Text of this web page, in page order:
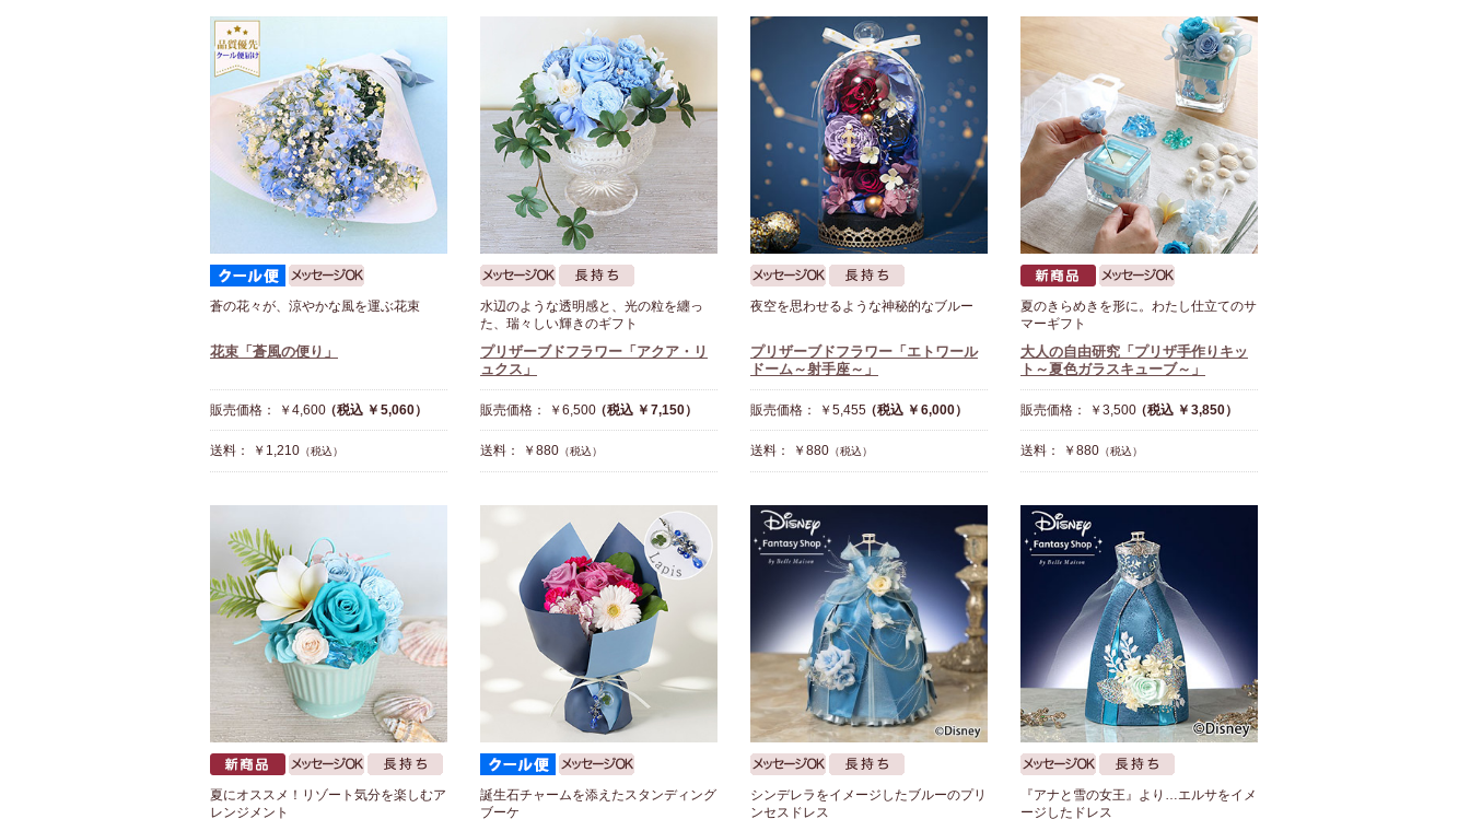
蒼の花々が、涼やかな風を運ぶ花束
花束「蒼風の便り」
販売価格： ￥4,600（税込 ￥5,060）
送料： ￥1,210 （税込）
水辺のような透明感と、光の粒を纏っ
た、瑞々しい輝きのギフト
プリザーブドフラワー「アクア・リ
ュクス」
販売価格： ￥6,500（税込 ￥7,150）
送料： ￥880 （税込）
夜空を思わせるような神秘的なブルー
プリザーブドフラワー「エトワール
ドーム～射手座～」
販売価格： ￥5,455（税込 ￥6,000）
送料： ￥880 （税込）
夏のきらめきを形に。わたし仕立てのサ
マーギフト
大人の自由研究「プリザ手作りキッ
ト～夏色ガラスキューブ～」
販売価格： ￥3,500（税込 ￥3,850）
送料： ￥880 （税込）
夏にオススメ！リゾート気分を楽しむア
レンジメント
誕生石チャームを添えたスタンディング
ブーケ
シンデレラをイメージしたブルーのプリ
ンセスドレス
『アナと雪の女王』より…エルサをイメ
ージしたドレス